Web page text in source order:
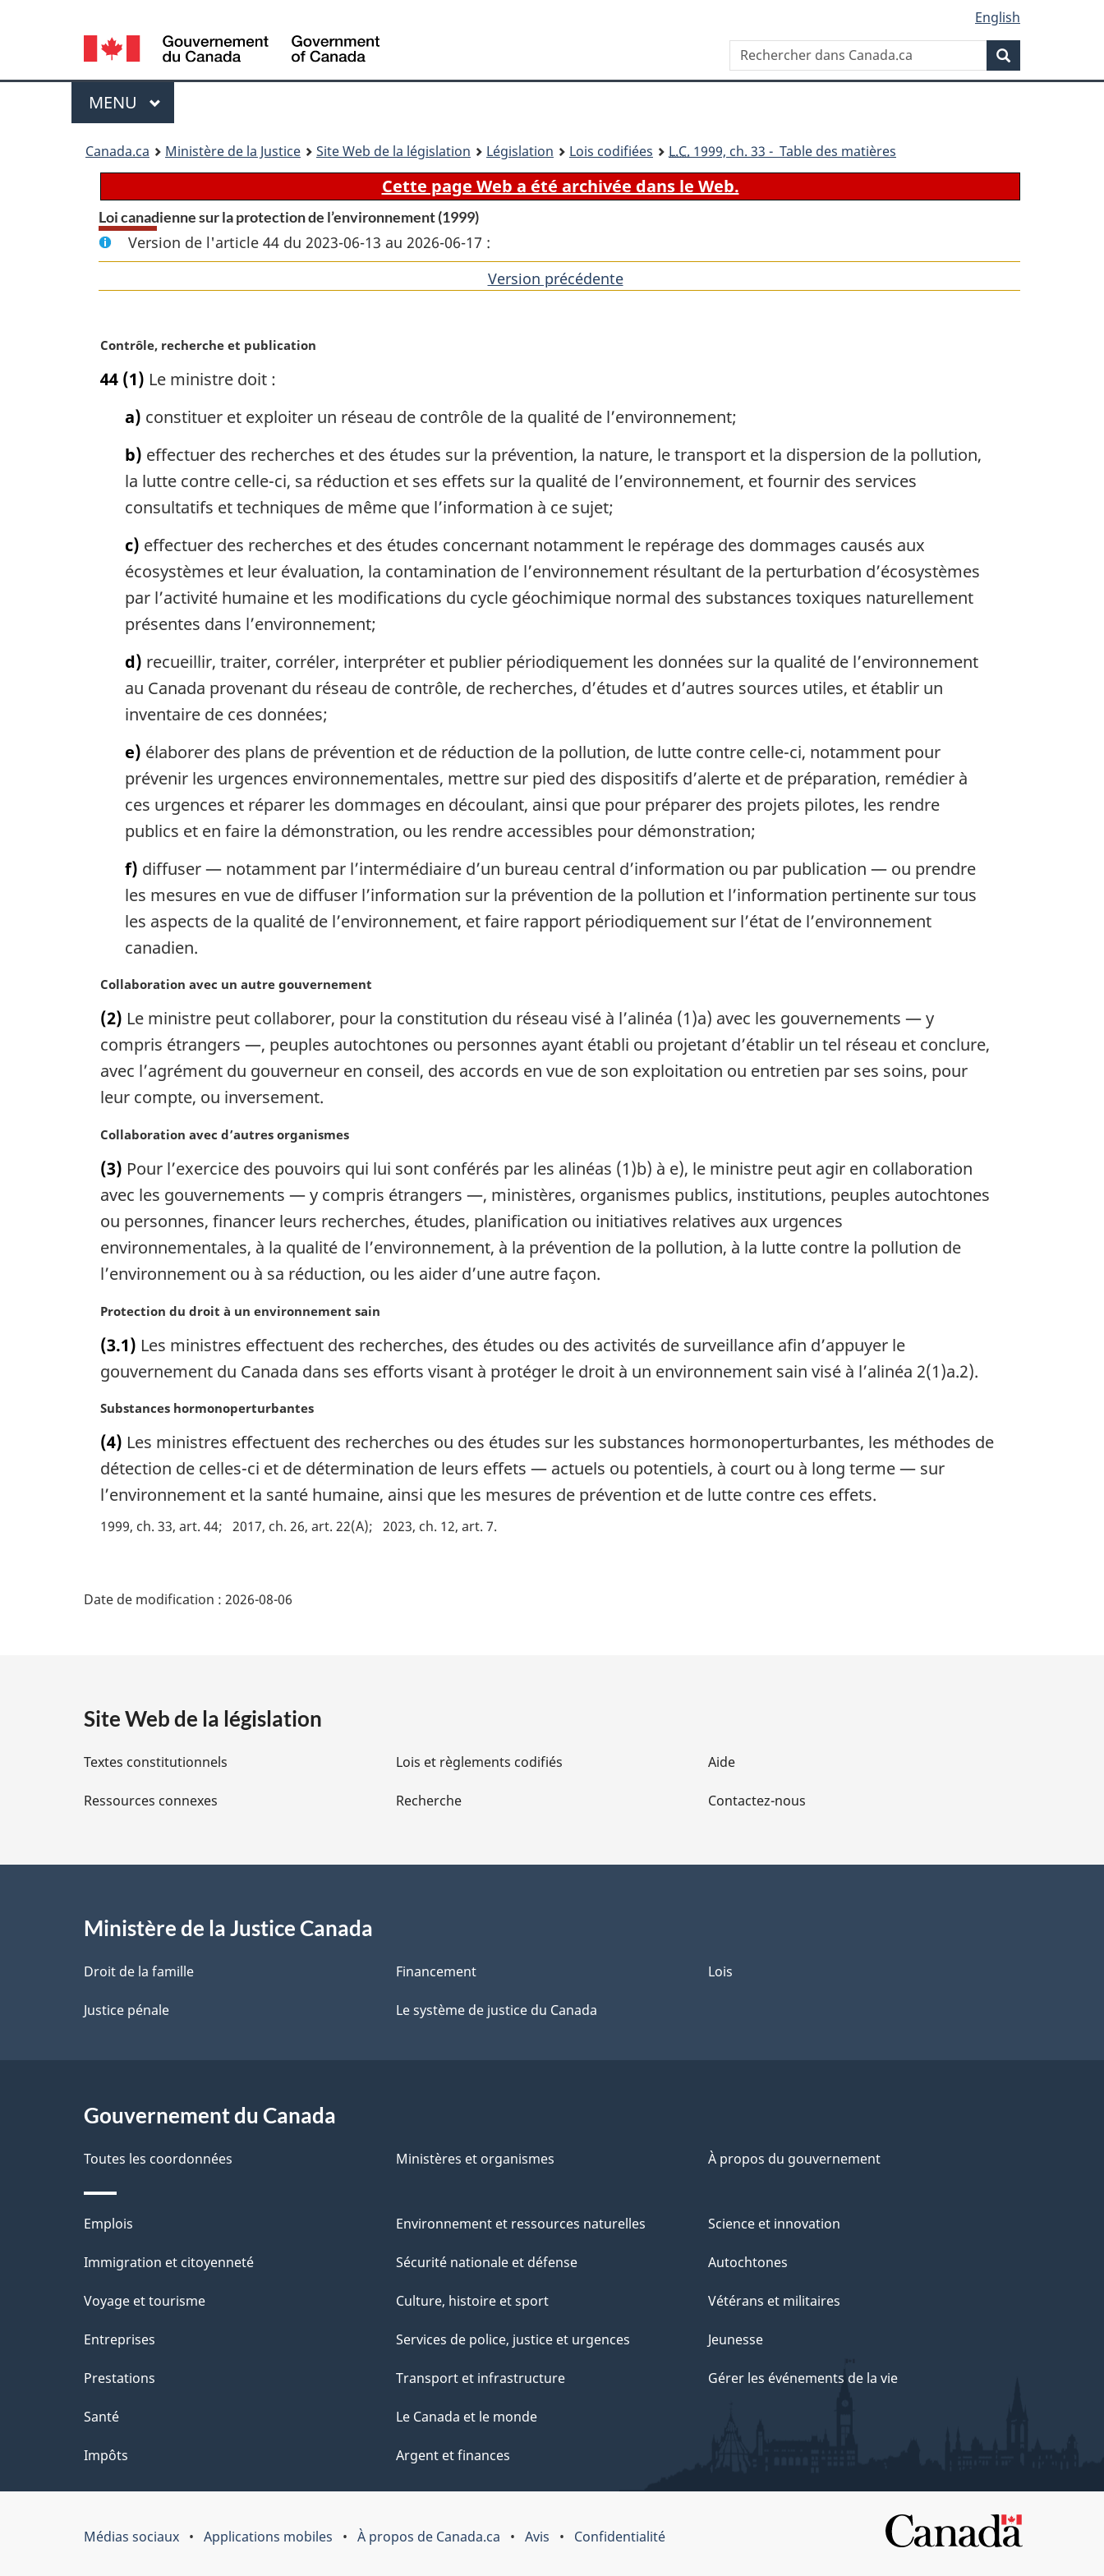
principal
À
site
version
Language
selection
English
Rechercher
dans
Canada.ca
Menu
MENU PRINCIPAL
Canada.ca Ministère de la Justice Site Web de la législation Législation Lois codifiées L.C. 1999, ch. 33 - Table des matières
Cette page Web a été archivée dans le Web.
Loi canadienne sur la protection de l’environnement (1999)
Version de l'article 44 du 2023-06-13 au 2026-06-17 :
Version précédentede
N
t
Contrôle, recherche et publication
44 (1) Le ministre doit :
a) constituer et exploiter un réseau de contrôle de la qualité de l’environnement;
b) effectuer des recherches et des études sur la prévention, la nature, le transport et la dispersion de la pollution,
la lutte contre celle-ci, sa réduction et ses effets sur la qualité de l’environnement, et fournir des services
consultatifs et techniques de même que l’information à ce sujet;
c) effectuer des recherches et des études concernant notamment le repérage des dommages causés aux
écosystèmes et leur évaluation, la contamination de l’environnement résultant de la perturbation d’écosystèmes
par l’activité humaine et les modifications du cycle géochimique normal des substances toxiques naturellement
présentes dans l’environnement;
d) recueillir, traiter, corréler, interpréter et publier périodiquement les données sur la qualité de l’environnement
au Canada provenant du réseau de contrôle, de recherches, d’études et d’autres sources utiles, et établir un
inventaire de ces données;
e) élaborer des plans de prévention et de réduction de la pollution, de lutte contre celle-ci, notamment pour
prévenir les urgences environnementales, mettre sur pied des dispositifs d’alerte et de préparation, remédier à
ces urgences et réparer les dommages en découlant, ainsi que pour préparer des projets pilotes, les rendre
publics et en faire la démonstration, ou les rendre accessibles pour démonstration;
f) diffuser — notamment par l’intermédiaire d’un bureau central d’information ou par publication — ou prendre
les mesures en vue de diffuser l’information sur la prévention de la pollution et l’information pertinente sur tous
les aspects de la qualité de l’environnement, et faire rapport périodiquement sur l’état de l’environnement
canadien.
N
t
e
a
r
i
a
l
:
Collaboration avec un autre gouvernement
(2) Le ministre peut collaborer, pour la constitution du réseau visé à l’alinéa (1)a) avec les gouvernements — y
compris étrangers —, peuples autochtones ou personnes ayant établi ou projetant d’établir un tel réseau et conclure,
avec l’agrément du gouverneur en conseil, des accords en vue de son exploitation ou entretien par ses soins, pour
leur compte, ou inversement.
N
t
e
a
r
g
i
n
l
:
Collaboration avec d’autres organismes
(3) Pour l’exercice des pouvoirs qui lui sont conférés par les alinéas (1)b) à e), le ministre peut agir en collaboration
avec les gouvernements — y compris étrangers —, ministères, organismes publics, institutions, peuples autochtones
ou personnes, financer leurs recherches, études, planification ou initiatives relatives aux urgences
environnementales, à la qualité de l’environnement, à la prévention de la pollution, à la lutte contre la pollution de
l’environnement ou à sa réduction, ou les aider d’une autre façon.
N
t
e
m
a
g
i
a
l
Protection du droit à un environnement sain
(3.1) Les ministres effectuent des recherches, des études ou des activités de surveillance afin d’appuyer le
gouvernement du Canada dans ses efforts visant à protéger le droit à un environnement sain visé à l’alinéa 2(1)a.2).
N
t
e
a
r
a
Substances hormonoperturbantes
(4) Les ministres effectuent des recherches ou des études sur les substances hormonoperturbantes, les méthodes de
détection de celles-ci et de détermination de leurs effets — actuels ou potentiels, à court ou à long terme — sur
l’environnement et la santé humaine, ainsi que les mesures de prévention et de lutte contre ces effets.
1999, ch. 33, art. 44 2017, ch. 26, art. 22(A) 2023, ch. 12, art. 7
i
l
s
l
a
p
e
Date de modification : 2026-08-06
Site Web de la législation
Textes constitutionnels
Ressources connexes
Lois et règlements codifiés
Recherche
Aide
Contactez-nous
Ministère de la Justice Canada
Droit de la famille
Justice pénale
Financement
Le système de justice du Canada
Lois
Gouvernement du Canada
Toutes les coordonnées Ministères et organismes À propos du gouvernement
Thèmes
et
Emplois
Immigration et citoyenneté
Voyage et tourisme
Entreprises
Prestations
Santé
Impôts
Environnement et ressources naturelles
Sécurité nationale et défense
Culture, histoire et sport
Services de police, justice et urgences
Transport et infrastructure
Le Canada et le monde
Argent et finances
Science et innovation
Autochtones
Vétérans et militaires
Jeunesse
Gérer les événements de la vie
Médias sociaux Applications mobiles À propos de Canada.ca Avis Confidentialité